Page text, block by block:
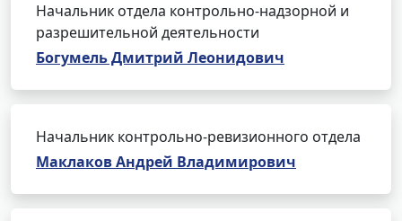
Начальник отдела контрольно-надзорной и
разрешительной деятельности
Богумель Дмитрий Леонидович
Начальник контрольно-ревизионного отдела
Маклаков Андрей Владимирович